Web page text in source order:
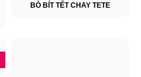
BÒ BÍT TẾT CHAY TETE